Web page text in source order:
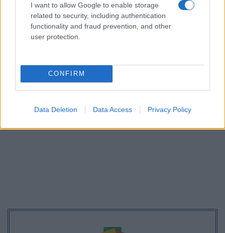
I want to allow Google to enable storage
related to security, including authentication
functionality and fraud prevention, and other
user protection.
CONFIRM
Data Deletion Data Access Privacy Policy
Ο Σύλλογος Αναπληρωτών Φιλολόγων διαβεβαιώνει ότι
θα συνεχίσει τις παρεμβάσεις και τις διεκδικήσεις του,
με στόχο τη διασφάλιση της ποιότητας της εκπαίδευσης
και τη βελτίωση των συνθηκών εργασίας των φιλολόγων